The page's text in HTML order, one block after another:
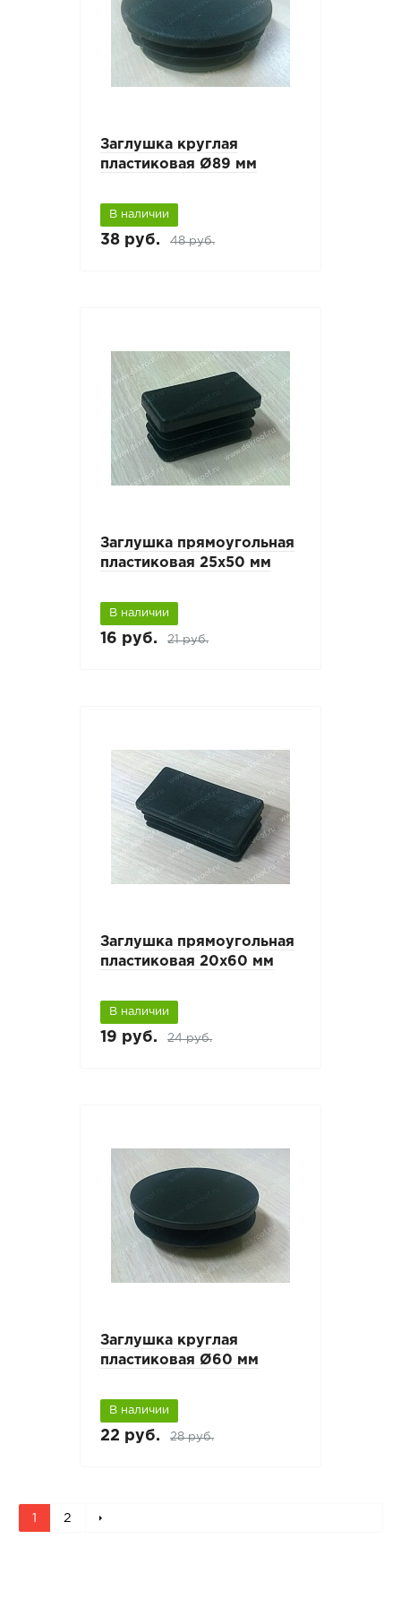
Заглушка круглая
пластиковая Ø89 мм
В наличии
38 руб. 48 руб.
Заглушка прямоугольная
пластиковая 25х50 мм
В наличии
16 руб. 21 руб.
Заглушка прямоугольная
пластиковая 20х60 мм
В наличии
19 руб. 24 руб.
Заглушка круглая
пластиковая Ø60 мм
В наличии
22 руб. 28 руб.
1 2